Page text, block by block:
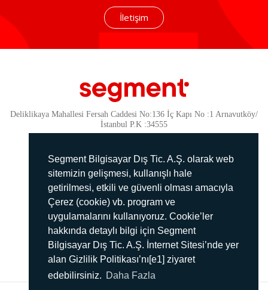
Segment Bilgisayar Dış Tic. A.Ş. olarak web
sitemizin gelişmesi, kullanışlı hale
getirilmesi, etkili ve güvenli olması amacıyla
Çerez (cookie) vb. program ve
uygulamalarını kullanıyoruz. Cookie’ler
hakkında detaylı bilgi için Segment
Bilgisayar Dış Tic. A.Ş. İnternet Sitesi’nde yer
alan Gizlilik Politikası’nı[e1] ziyaret
edebilirsiniz. Daha Fazla
İletişim
Deliklikaya Mahallesi Fersah Caddesi No:136 İç Kapı No :1 Arnavutköy/
İstanbul P.K :34555
Güvenlik
KVKK Politikamız
Gizlilik Politikamız
Aydınlatma Metni
İmha Politikası
444 78 99
info@segment.com.tr